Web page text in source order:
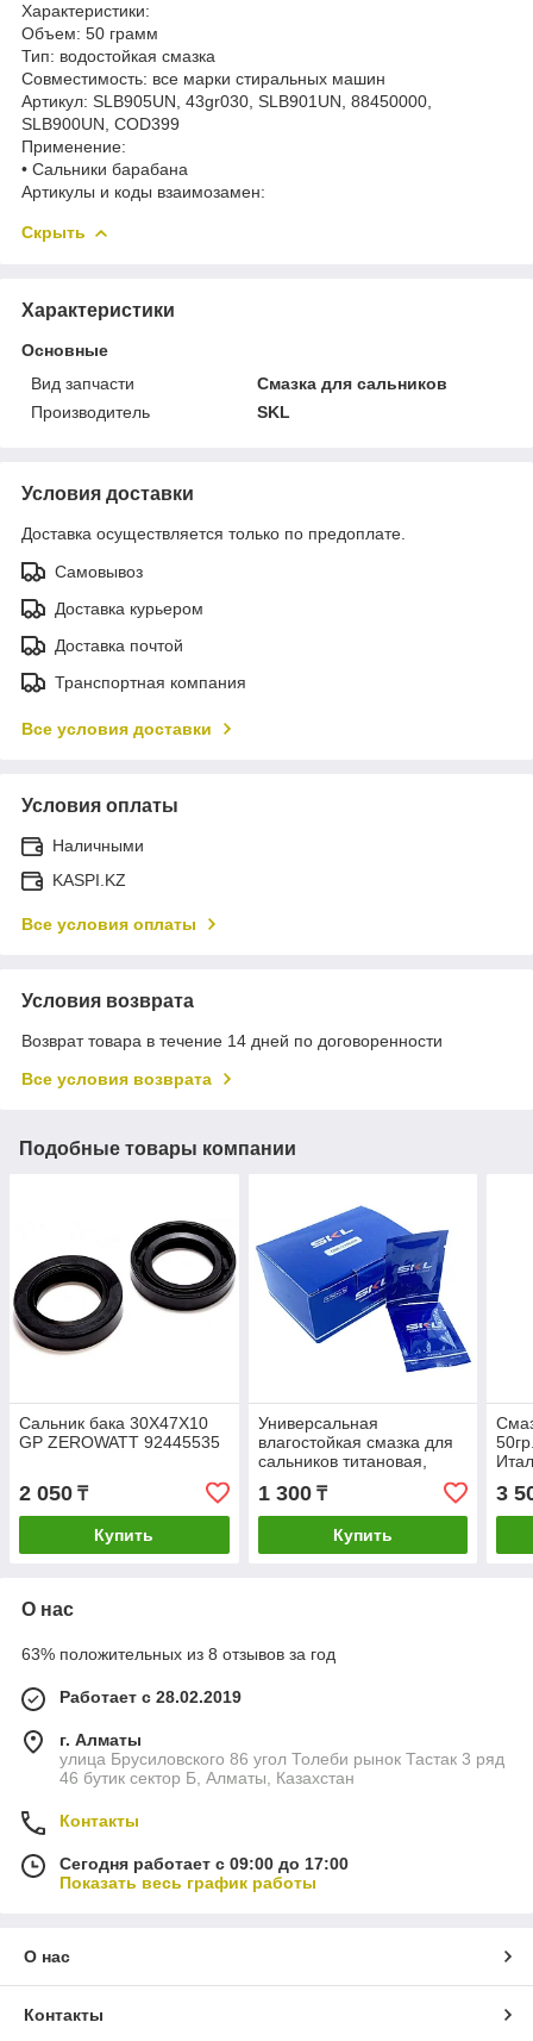
Характеристики:
Объем: 50 грамм
Тип: водостойкая смазка
Совместимость: все марки стиральных машин
Артикул: SLB905UN, 43gr030, SLB901UN, 88450000,
SLB900UN, COD399
Применение:
• Сальники барабана
Артикулы и коды взаимозамен:
Скрыть
Характеристики
Основные
Вид запчасти
Смазка для сальников
Производитель
SKL
Условия доставки
Доставка осуществляется только по предоплате.
Самовывоз
Доставка курьером
Доставка почтой
Транспортная компания
Все условия доставки
Условия оплаты
Наличными
KASPI.KZ
Все условия оплаты
Условия возврата
Возврат товара в течение 14 дней по договоренности
Все условия возврата
Подобные товары компании
Сальник бака 30Х47Х10
GP ZEROWATT 92445535
2 050 ₸
Купить
Универсальная
влагостойкая смазка для
сальников титановая,
цинковая 5г. пакетик
1 300₸
Купить
3
О нас
63% положительных из 8 отзывов за год
Работает с 28.02.2019
г. Алматы
улица Брусиловского 86 угол Толеби рынок Тастак 3 ряд
46 бутик сектор Б, Алматы, Казахстан
Контакты
Сегодня работает с 09:00 до 17:00
Показать весь график работы
О нас
Контакты